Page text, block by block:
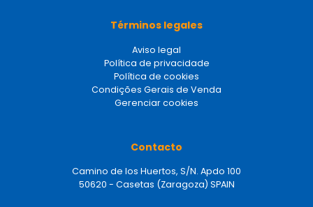
Términos legales
Aviso legal
Política de privacidade
Política de cookies
Condições Gerais de Venda
Gerenciar cookies
Contacto
Camino de los Huertos, S/N. Apdo 100
50620 - Casetas (Zaragoza) SPAIN